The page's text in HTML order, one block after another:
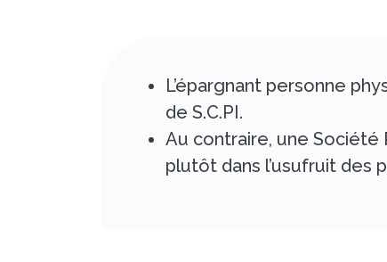
L’épargnant personne
de S.C.PI.
Au contraire, une Société
plutôt dans l’usufruit des